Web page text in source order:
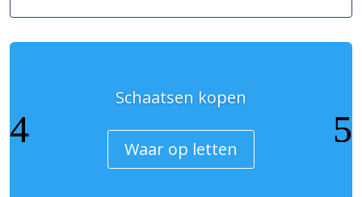
Schaatsen kopen
Waar op letten